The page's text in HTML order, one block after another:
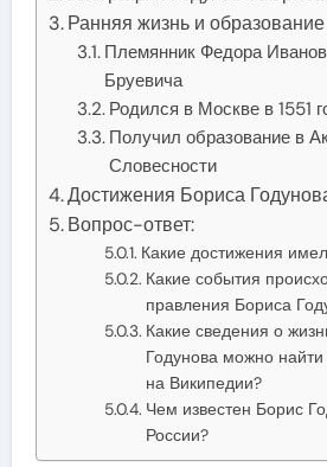
Ранняя жизнь и образование
Племянник Федора
Бруевича
Родился в Москве в 1551
Получил образование в
Словесности
Достижения Бориса
Вопрос-ответ:
Какие достижения
Какие события
правления Бориса
Какие сведения о
Годунова можно
на Википедии?
Чем известен Борис
России?